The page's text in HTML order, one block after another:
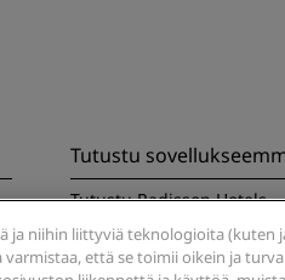
Tutustu
Tutustu Radisson Hotels -
ja niihin liittyviä teknologioita (kuten
että se toimii oikein ja